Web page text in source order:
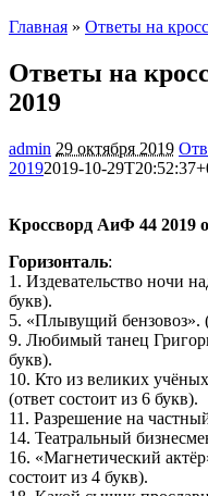
Главная » Ответы на
Ответы на
2019
admin 29 октября 2019
20192019-10-
Кроссворд АиФ 44 2019
Горизонталь:
1. Издевательство ночи
букв).
5. «Плывущий бензовоз».
9. Любимый танец
букв).
10. Кто из великих
(ответ состоит из 6 букв).
11. Разрешение на
14. Театральный
16. «Магнетический
состоит из 4 букв).